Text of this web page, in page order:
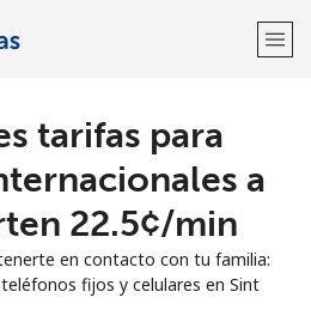
con
tarifas para
a
⁦22.5¢⁩/min
en contacto con tu familia:
fijos y celulares en Sint